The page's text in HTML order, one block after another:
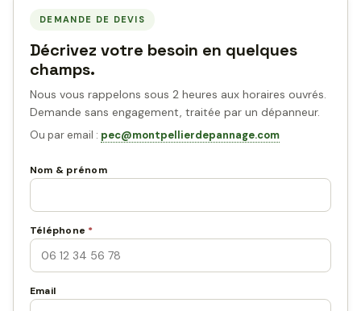
DEMANDE DE DEVIS
Décrivez votre besoin en quelques
champs.
Nous vous rappelons sous 2 heures aux horaires ouvrés.
Demande sans engagement, traitée par un dépanneur.
Ou par email : pec@montpellierdepannage.com
Nom & prénom
Téléphone *
Email